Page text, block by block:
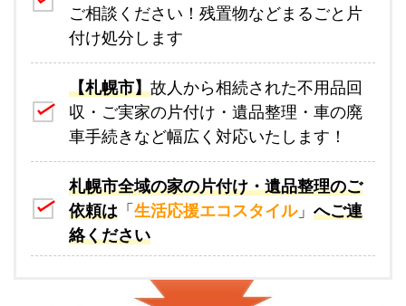
ご相談ください！残置物などまるごと片
付け処分します
【札幌市】故人から相続された不用品回
収・ご実家の片付け・遺品整理・車の廃
車手続きなど幅広く対応いたします！
札幌市全域の家の片付け・遺品整理のご
依頼は 「 生活応援エコスタイル」 へご連
絡ください